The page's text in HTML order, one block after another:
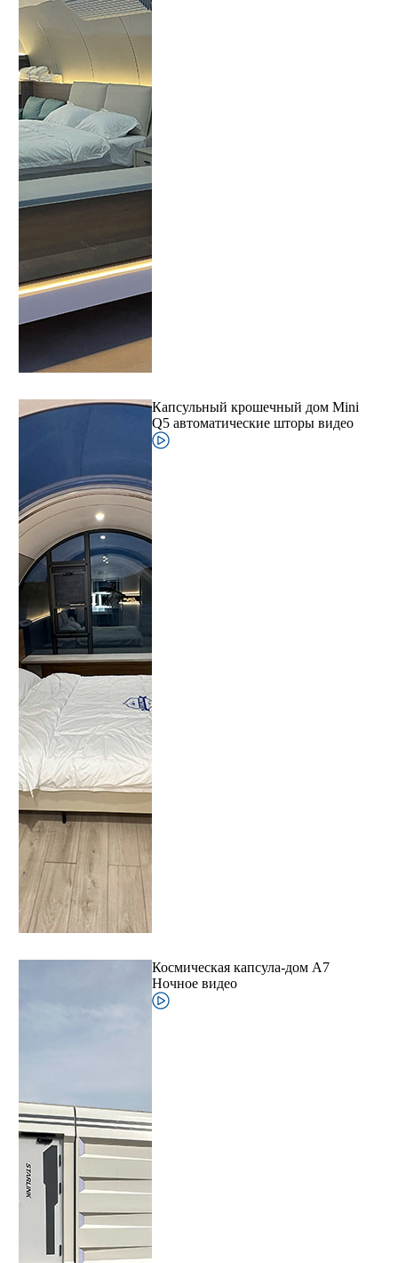
Капсульный крошечный дом Mini
Q5 автоматические шторы видео
Космическая капсула-дом A7
Ночное видео